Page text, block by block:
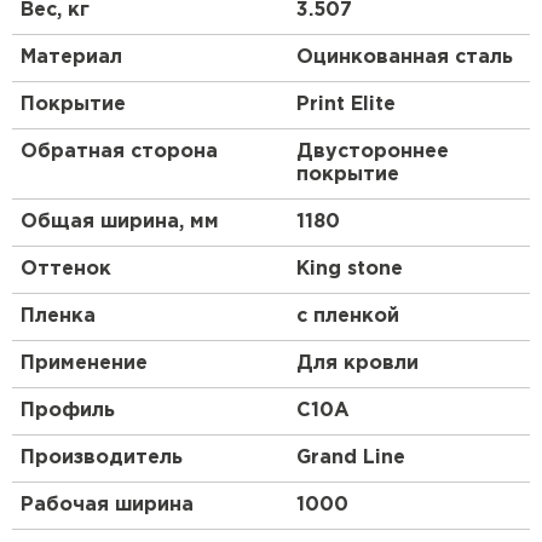
Получаются они после проката на оборудовании,
их высота и форма зависят от назначения и типа
стройматериала.
Профлист, изготовленный по всем стандартам,
имеет нескольких слоев:
основа из низколегированной стали;
цинковый слой;
обработка антикоррозийным составом;
состоящим из смеси синтетических смол и
пластмассы.
Вес, кг 3.507
Материал Оцинкованная сталь
Покрытие Print Elite
Обратная сторона
Двустороннее
покрытие
Общая ширина, мм 1180
Оттенок King stone
Пленка с пленкой
Применение Для кровли
Профиль C10A
Производитель Grand Line
Рабочая ширина 1000